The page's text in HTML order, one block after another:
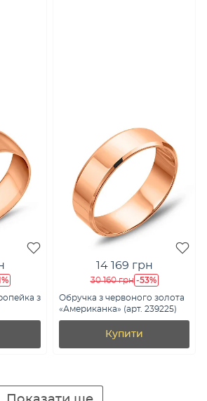
з
14 169 грн
30 160 грн -53%
Обручка з червоного золота
«Американка» (арт. 239225)
Купити